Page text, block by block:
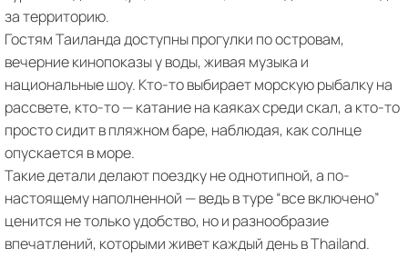
за территорию.
Гостям Таиланда доступны прогулки по островам,
вечерние кинопоказы у воды, живая музыка и
национальные шоу. Кто-то выбирает морскую рыбалку на
рассвете, кто-то — катание на каяках среди скал, а кто-то
просто сидит в пляжном баре, наблюдая, как солнце
опускается в море.
Такие детали делают поездку не однотипной, а по-
настоящему наполненной — ведь в туре “все включено”
ценится не только удобство, но и разнообразие
впечатлений, которыми живет каждый день в Thailand.